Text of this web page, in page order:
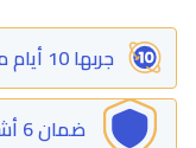
جربها 10 أيام ما جازتلك رجعها
ضمان 6 أشهر أو 10 آلاف كم قابل للترقية